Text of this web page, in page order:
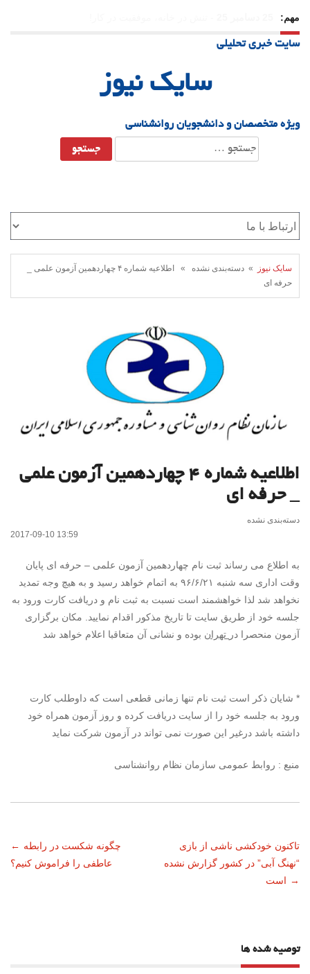
مهم:
21 دسامبر 25
سایت خبری تحلیلی
سایک نیوز
ویژه متخصصان و دانشجویان روانشناسی
جستجو
برای:
سایک نیوز
» دسته‌بندی نشده » اطلاعیه شماره ۴ چهاردهمین آزمون علمی _
حرفه ای
اطلاعیه شماره ۴ چهاردهمین آزمون علمی
_ حرفه ای
دسته‌بندی نشده
2017-09-10 13:59
به اطلاع می رساند ثبت نام چهاردهمین آزمون علمی – حرفه ای پایان
وقت اداری سه شنبه ۹۶/۶/۲۱ به اتمام خواهد رسید و به هیچ وجه تمدید
نخواهد شد لذا خواهشمند است نسبت به ثبت نام و دریافت کارت ورود به
جلسه خود از طریق سایت تا تاریخ مذکور اقدام نمایید. مکان برگزاری
آزمون منحصرا در تهران بوده و نشانی آن متعاقبا اعلام خواهد شد
* شایان ذکر است ثبت نام تنها زمانی قطعی است که داوطلب کارت
ورود به جلسه خود را از سایت دریافت کرده و روز آزمون همراه خود
داشته باشد درغیر این صورت نمی تواند در آزمون شرکت نماید
منبع : روابط عمومی سازمان نظام روانشناسی
ناوبری
نوشته
← چگونه شکست در رابطه
عاطفی را فراموش کنیم؟
تاکنون خودکشی ناشی از بازی
“نهنگ آبی” در کشور گزارش نشده
است →
توصیه شده ها